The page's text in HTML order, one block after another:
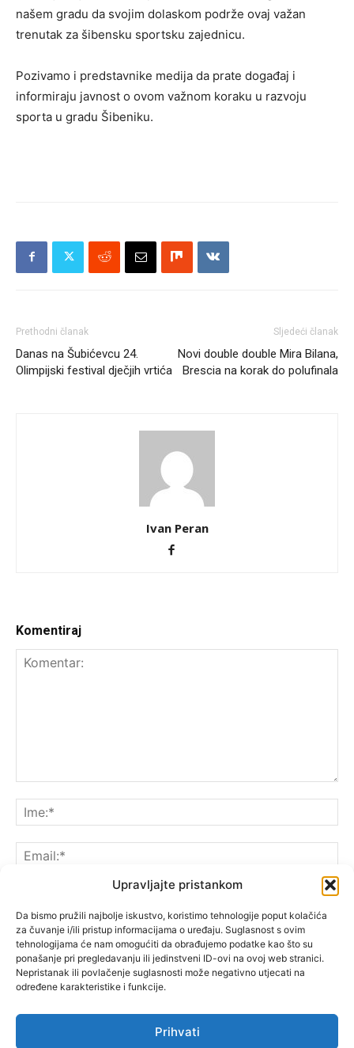
Upravljajte pristankom
Da bismo pružili najbolje iskustvo, koristimo tehnologije poput kolačića
za čuvanje i/ili pristup informacijama o uređaju. Suglasnost s ovim
tehnologijama će nam omogućiti da obrađujemo podatke kao što su
ponašanje pri pregledavanju ili jedinstveni ID-ovi na ovoj web stranici.
Nepristanak ili povlačenje suglasnosti može negativno utjecati na
određene karakteristike i funkcije.
Prihvati
našem gradu da svojim dolaskom podrže ovaj važan
trenutak za šibensku sportsku zajednicu.
Pozivamo i predstavnike medija da prate događaj i
informiraju javnost o ovom važnom koraku u razvoju
sporta u gradu Šibeniku.
Prethodni članak
Danas na Šubićevcu 24.
Olimpijski festival dječjih vrtića
Sljedeći članak
Novi double double Mira Bilana,
Brescia na korak do polufinala
Ivan Peran
Komentiraj
Spremite moje ime, e-poštu i web-lokaciju u ovom
pregledniku sljedeći put kada komentarirate.